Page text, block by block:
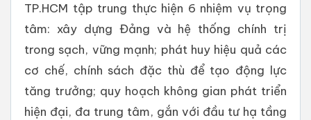
TP.HCM tập trung thực hiện 6 nhiệm vụ trọng
tâm: xây dựng Đảng và hệ thống chính trị
trong sạch, vững mạnh; phát huy hiệu quả các
cơ chế, chính sách đặc thù để tạo động lực
tăng trưởng; quy hoạch không gian phát triển
hiện đại, đa trung tâm, gắn với đầu tư hạ tầng